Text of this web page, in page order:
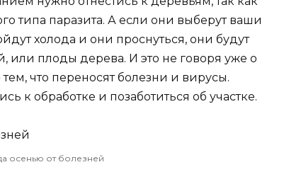
типа паразита. А если они выберут ваши
холода и они проснуться, они будут
или плоды дерева. И это не говоря уже о
что переносят болезни и вирусы.
к обработке и позаботиться об участке.
осенью от болезней